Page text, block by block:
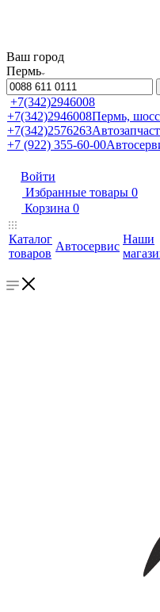
Ваш город
Пермь
+7(342)2946008
+7(342)2946008Пермь,
+7(342)2576263
+7 (922) 355-60-00
Войти
Избранные товары 0
Корзина 0
Каталог
товаров
Автосервис
Наши